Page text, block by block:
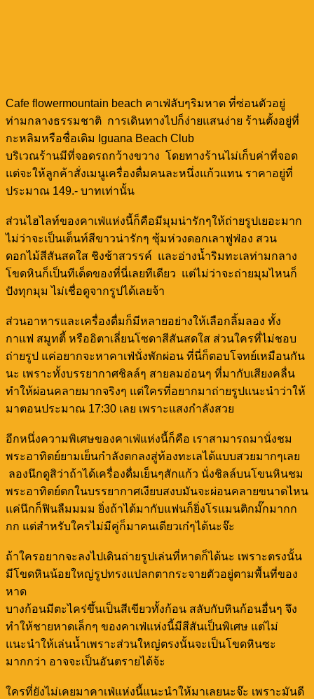
Cafe flowermountain beach คาเฟ่ลับๆริมหาด ที่ซ่อนตัวอยู่
ท่ามกลางธรรมชาติ การเดินทางไปก็ง่ายแสนง่าย ร้านตั้งอยู่ที่
กะหลิมหรือชื่อเดิม Iguana Beach Club
บริเวณร้านมีที่จอดรถกว้างขวาง โดยทางร้านไม่เก็บค่าที่จอด
แต่จะให้ลูกค้าสั่งเมนูเครื่องดื่มคนละหนึ่งแก้วแทน ราคาอยู่ที่
ประมาณ 149.- บาทเท่านั้น
ส่วนไฮไลท์ของคาเฟ่แห่งนี้ก็คือมีมุมน่ารักๆให้ถ่ายรูปเยอะมาก
ไม่ว่าจะเป็นเต็นท์สีขาวน่ารักๆ ซุ้มห่วงดอกเลาฟูฟ่อง สวน
ดอกไม้สีสันสดใส ชิงช้าสวรรค์ และอ่างน้ำริมทะเลท่ามกลาง
โขดหินก็เป็นทีเด็ดของที่นี่เลยทีเดียว แต่ไม่ว่าจะถ่ายมุมไหนก็
ปังทุกมุม ไม่เชื่อดูจากรูปได้เลยจ้า
ส่วนอาหารและเครื่องดื่มก็มีหลายอย่างให้เลือกลิ้มลอง ทั้ง
กาแฟ สมูทตี้ หรืออิตาเลี่ยนโซดาสีสันสดใส ส่วนใครที่ไม่ชอบ
ถ่ายรูป แค่อยากจะหาคาเฟ่นั่งพักผ่อน ที่นี่ก็ตอบโจทย์เหมือนกัน
นะ เพราะทั้งบรรยากาศชิลล์ๆ สายลมอ่อนๆ ที่มากับเสียงคลื่น
ทำให้ผ่อนคลายมากจริงๆ แต่ใครที่อยากมาถ่ายรูปแนะนำว่าให้
มาตอนประมาณ 17:30 เลย เพราะแสงกำลังสวย
อีกหนึ่งความพิเศษของคาเฟ่แห่งนี้ก็คือ เราสามารถมานั่งชม
พระอาทิตย์ยามเย็นกำลังตกลงสู่ท้องทะเลได้แบบสวยมากๆเลย
ลองนึกดูสิว่าถ้าได้เครื่องดื่มเย็นๆสักแก้ว นั่งชิลล์บนโขนหินชม
พระอาทิตย์ตกในบรรยากาศเงียบสงบมันจะผ่อนคลายขนาดไหน
แค่นึกก็ฟินลืมมมม ยิ่งถ้าได้มากับแฟนก็ยิ่งโรแมนติกมั๊กมากก
กก แต่สำหรับใครไม่มีคู่ก็มาคนเดียวเก๋ๆได้นะจ๊ะ
ถ้าใครอยากจะลงไปเดินถ่ายรูปเล่นที่หาดก็ได้นะ เพราะตรงนั้น
มีโขดหินน้อยใหญ่รูปทรงแปลกตากระจายตัวอยู่ตามพื้นที่ของ
หาด
บางก้อนมีตะไคร่ขึ้นเป็นสีเขียวทั้งก้อน สลับกับหินก้อนอื่นๆ จึง
ทำให้ชายหาดเล็กๆ ของคาเฟ่แห่งนี้มีสีสันเป็นพิเศษ แต่ไม่
แนะนำให้เล่นน้ำเพราะส่วนใหญ่ตรงนั้นจะเป็นโขดหินซะ
มากกว่า อาจจะเป็นอันตรายได้จ้ะ
ใครที่ยังไม่เคยมาคาเฟ่แห่งนี้แนะนำให้มาเลยนะจ๊ะ เพราะมันดี